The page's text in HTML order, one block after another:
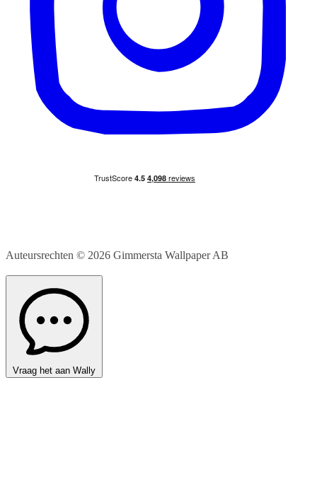
Auteursrechten © 2026 Gimmersta Wallpaper AB
Vraag het aan Wally